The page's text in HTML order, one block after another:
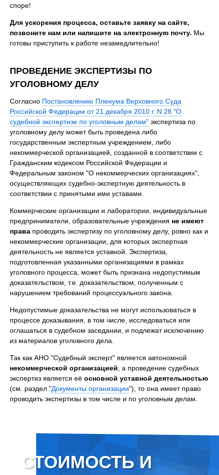
споре!
Для ускорения процесса, оставьте заявку на сайте,
позвоните нам или напишите на электронную почту. Мы
готовы приступить к работе незамедлительно!
ПРОВЕДЕНИЕ ЭКСПЕРТИЗЫ ПО
УГОЛОВНОМУ ДЕЛУ
Согласно Постановлению Пленума Верховного Суда
Российской Федерации от 21 декабря 2010 г. N 28 "О
судебной экспертизе по уголовным делам" экспертиза по
уголовному делу может быть проведена либо
государственным экспертным учреждением, либо
некоммерческой организацией, созданной в соответствии с
Гражданским кодексом Российской Федерации и
Федеральным законом "О некоммерческих организациях",
осуществляющих судебно-экспертную деятельность в
соответствии с принятыми ими уставами.
Коммерческие организации и лаборатории, индивидуальные
предприниматели, образовательные учреждения не имеют
права проводить экспертизу по уголовному делу, ровно как и
некоммерческие организации, для которых экспертная
деятельность не является уставной. Экспертиза,
подготовленная указанными организациями в рамках
уголовного процесса, может быть признана недопустимым
доказательством, т.е. доказательством, полученным с
нарушением требований процессуального закона.
Недопустимые доказательства не могут использоваться в
процессе доказывания, в том числе, исследоваться или
оглашаться в судебном заседании, и подлежат исключению
из материалов уголовного дела.
Так как АНО "Судебный эксперт" является автономной
некоммерческой организацией, а проведение судебных
экспертиз является её основной уставной деятельностью
(см. раздел "Документы организации"), то она имеет право
проводить экспертизы в том числе и по уголовным делам.
СТОИМОСТЬ И